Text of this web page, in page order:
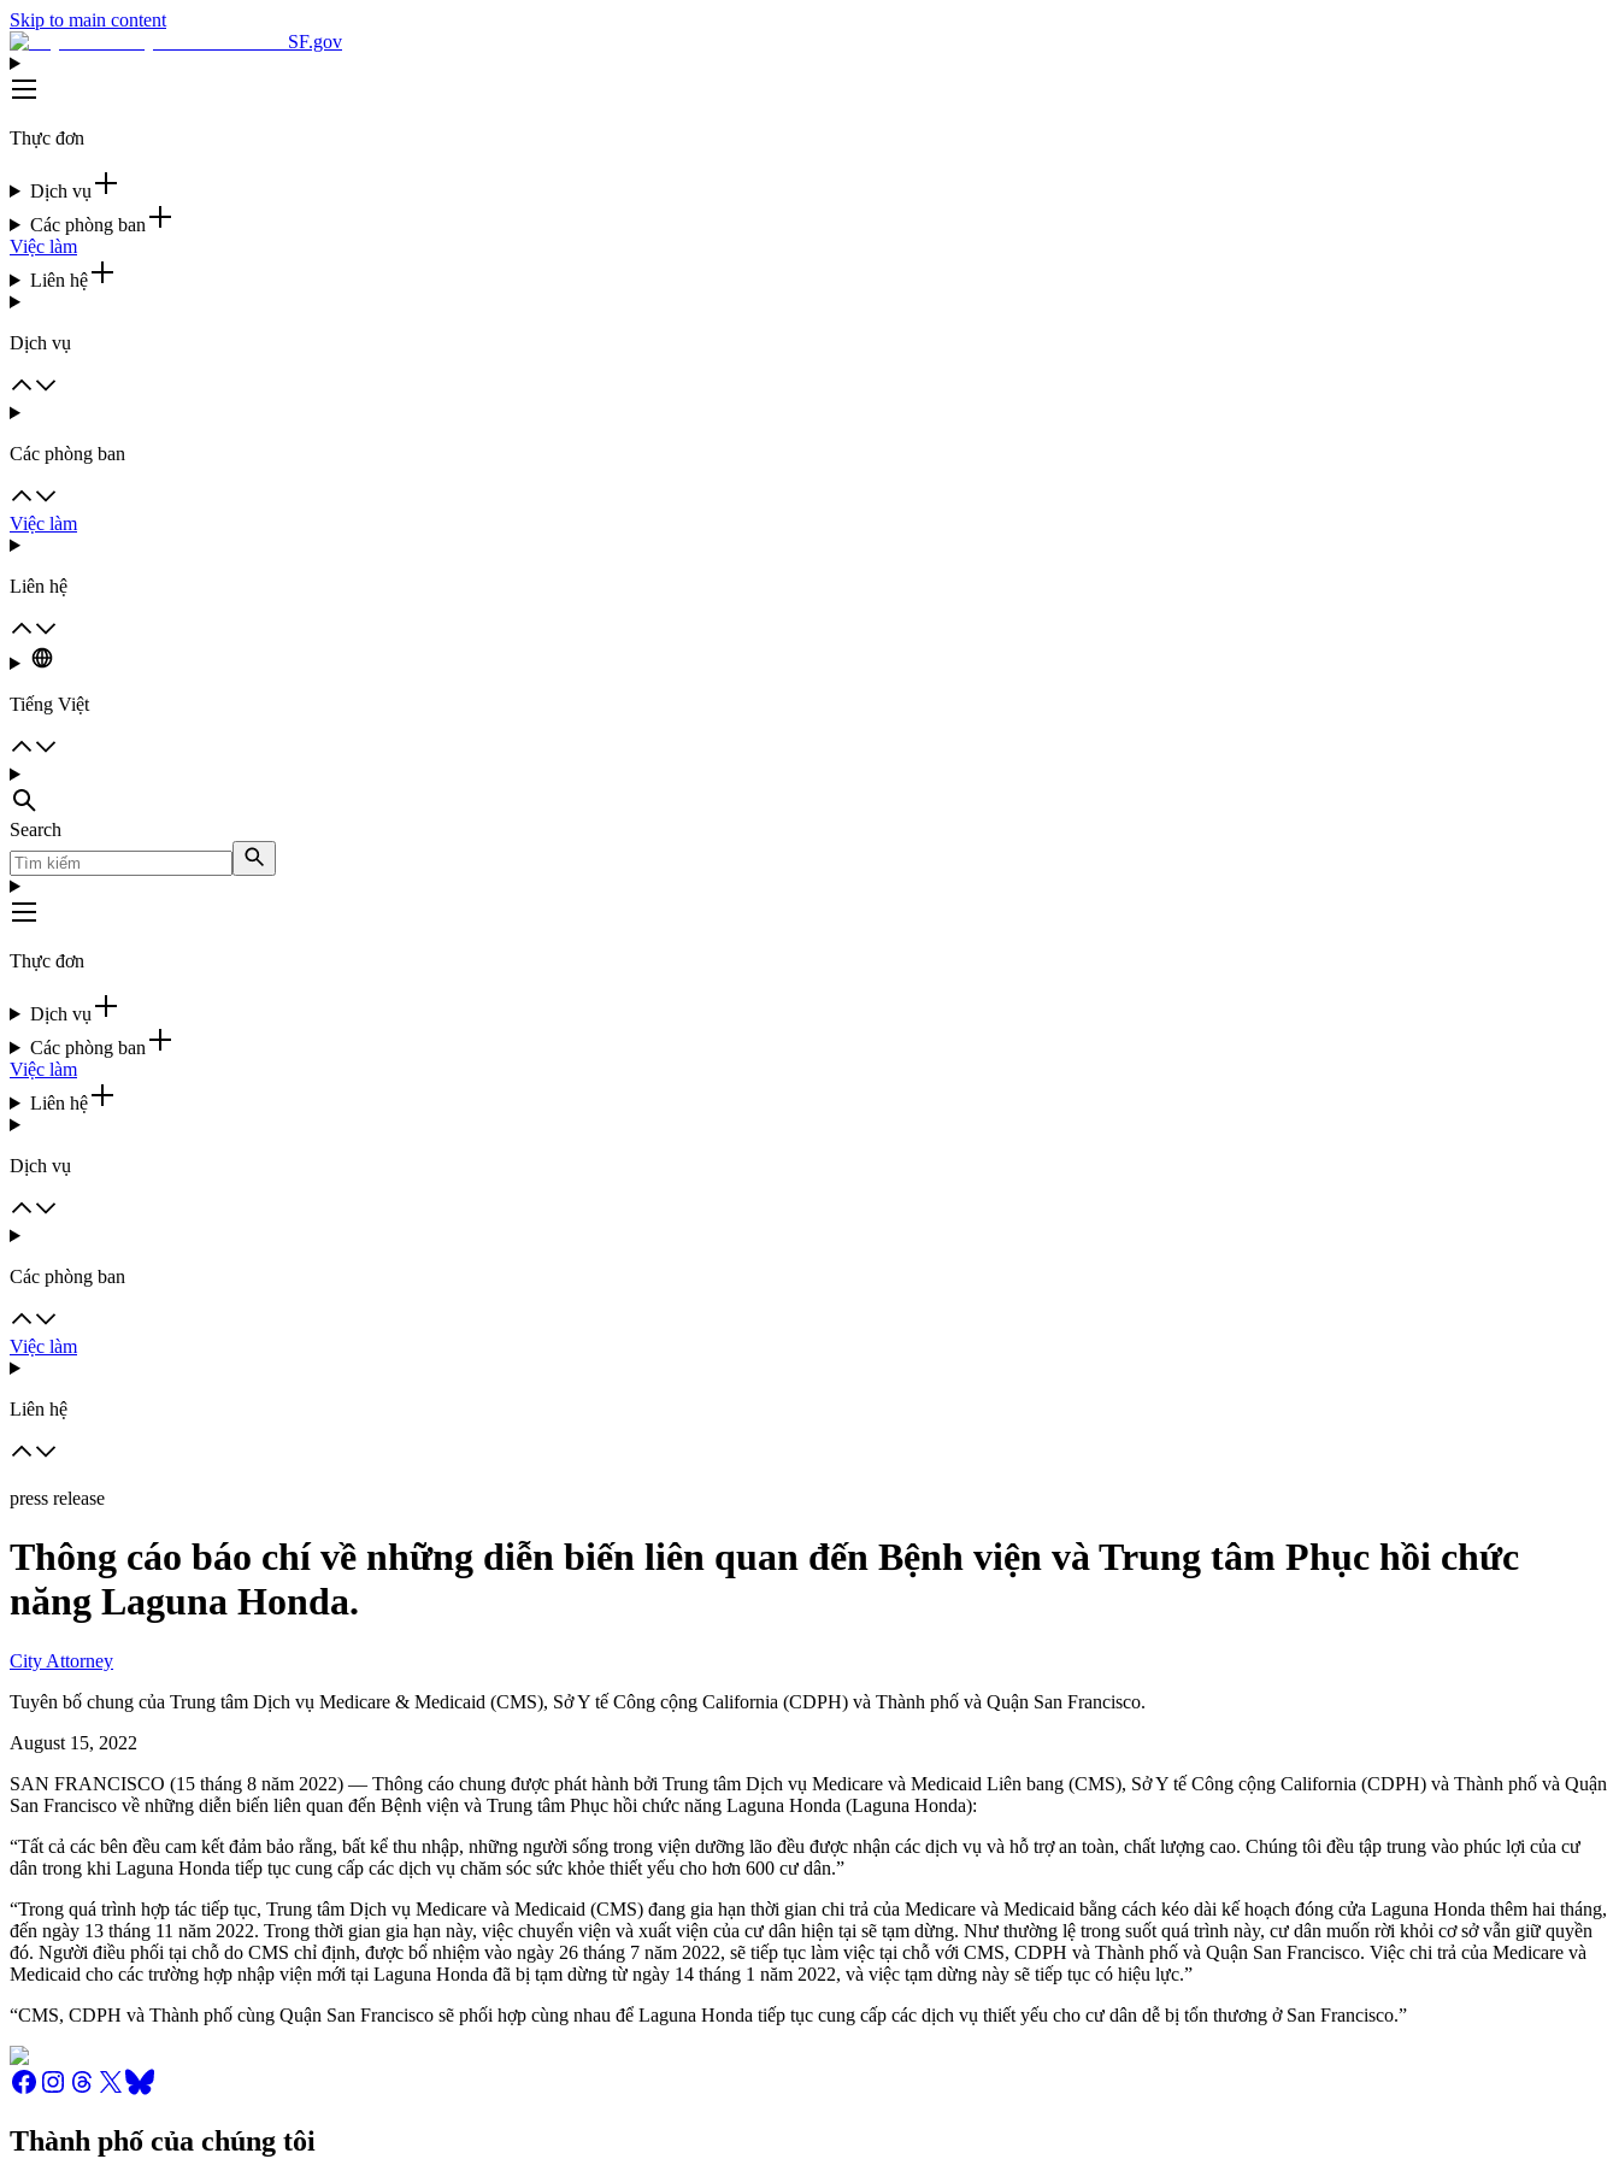
Skip to main content
SF.gov
Thực đơn
Dịch vụ
Các phòng ban
Việc làm
Liên hệ
Dịch vụ
Các phòng ban
Việc làm
Liên hệ
Tiếng Việt
Search
Thực đơn
Dịch vụ
Các phòng ban
Việc làm
Liên hệ
Dịch vụ
Các phòng ban
Việc làm
Liên hệ
press release
Thông cáo báo chí về những diễn biến liên quan đến Bệnh viện và Trung tâm Phục hồi chức
năng Laguna Honda.
City Attorney
Tuyên bố chung của Trung tâm Dịch vụ Medicare & Medicaid (CMS), Sở Y tế Công cộng California (CDPH) và Thành phố và Quận San Francisco.
August 15, 2022
SAN FRANCISCO (15 tháng 8 năm 2022) — Thông cáo chung được phát hành bởi Trung tâm Dịch vụ Medicare và Medicaid Liên bang (CMS), Sở Y tế Công cộng California (CDPH) và Thành phố và Quận
San Francisco về những diễn biến liên quan đến Bệnh viện và Trung tâm Phục hồi chức năng Laguna Honda (Laguna Honda):
“Tất cả các bên đều cam kết đảm bảo rằng, bất kể thu nhập, những người sống trong viện dưỡng lão đều được nhận các dịch vụ và hỗ trợ an toàn, chất lượng cao. Chúng tôi đều tập trung vào phúc lợi của cư
dân trong khi Laguna Honda tiếp tục cung cấp các dịch vụ chăm sóc sức khỏe thiết yếu cho hơn 600 cư dân.”
“Trong quá trình hợp tác tiếp tục, Trung tâm Dịch vụ Medicare và Medicaid (CMS) đang gia hạn thời gian chi trả của Medicare và Medicaid bằng cách kéo dài kế hoạch đóng cửa Laguna Honda thêm hai tháng,
đến ngày 13 tháng 11 năm 2022. Trong thời gian gia hạn này, việc chuyển viện và xuất viện của cư dân hiện tại sẽ tạm dừng. Như thường lệ trong suốt quá trình này, cư dân muốn rời khỏi cơ sở vẫn giữ quyền
đó. Người điều phối tại chỗ do CMS chỉ định, được bổ nhiệm vào ngày 26 tháng 7 năm 2022, sẽ tiếp tục làm việc tại chỗ với CMS, CDPH và Thành phố và Quận San Francisco. Việc chi trả của Medicare và
Medicaid cho các trường hợp nhập viện mới tại Laguna Honda đã bị tạm dừng từ ngày 14 tháng 1 năm 2022, và việc tạm dừng này sẽ tiếp tục có hiệu lực.”
“CMS, CDPH và Thành phố cùng Quận San Francisco sẽ phối hợp cùng nhau để Laguna Honda tiếp tục cung cấp các dịch vụ thiết yếu cho cư dân dễ bị tổn thương ở San Francisco.”
Thành phố của chúng tôi